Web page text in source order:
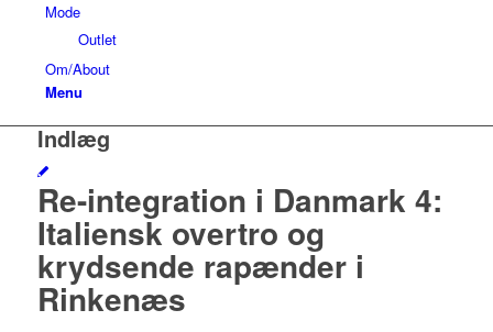
Mode
Outlet
Om/About
Menu
Indlæg
Re-integration i Danmark 4:
Italiensk overtro og
krydsende rapænder i
Rinkenæs